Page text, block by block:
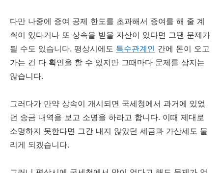
다만 나중에 증여 공제 한도를 초과해서 증여를 해 줄 계
획이 있다거나 또 상속을 받을 자산이 있다면 그땐 문제가
될 수도 있습니다. 평상시에도 특수관계인 간에 돈이 오고
가는 건 다 확인을 할 수 있지만 그때마다 문제를 삼지는
않습니다.
그러다가 만약 상속이 개시되면 국세청에서 과거에 있었
던 송금 내역을 보고 소명을 하라고 합니다. 이때 제대로
소명하지 못한다면 그간 내지 않았던 세금과 가산세도 물
리게 되겠습니다.